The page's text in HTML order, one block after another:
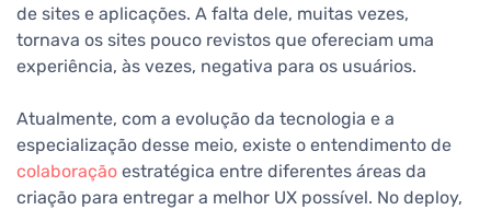
de sites e aplicações. A falta dele, muitas vezes,
tornava os sites pouco revistos que ofereciam uma
experiência, às vezes, negativa para os usuários.
Atualmente, com a evolução da tecnologia e a
especialização desse meio, existe o entendimento de
colaboração estratégica entre diferentes áreas da
criação para entregar a melhor UX possível. No deploy,